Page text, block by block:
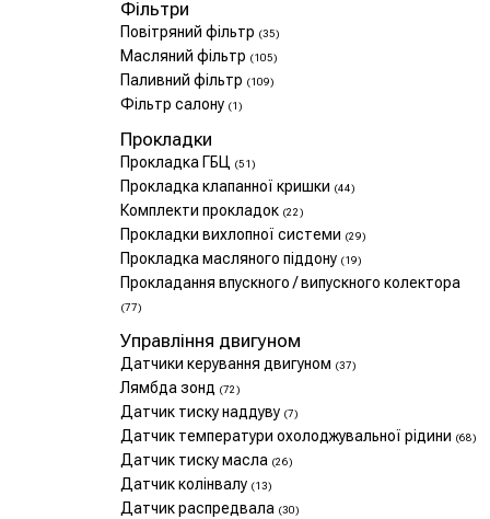
Фільтри
Повітряний фільтр (35)
Масляний фільтр (105)
Паливний фільтр (109)
Фільтр салону (1)
Прокладки
Прокладка ГБЦ (51)
Прокладка клапанної кришки (44)
Комплекти прокладок (22)
Прокладки вихлопної системи (29)
Прокладка масляного піддону (19)
Прокладання впускного / випускного колектора
(77)
Управління двигуном
Датчики керування двигуном (37)
Лямбда зонд (72)
Датчик тиску наддуву (7)
Датчик температури охолоджувальної рідини (68)
Датчик тиску масла (26)
Датчик колінвалу (13)
Датчик распредвала (30)